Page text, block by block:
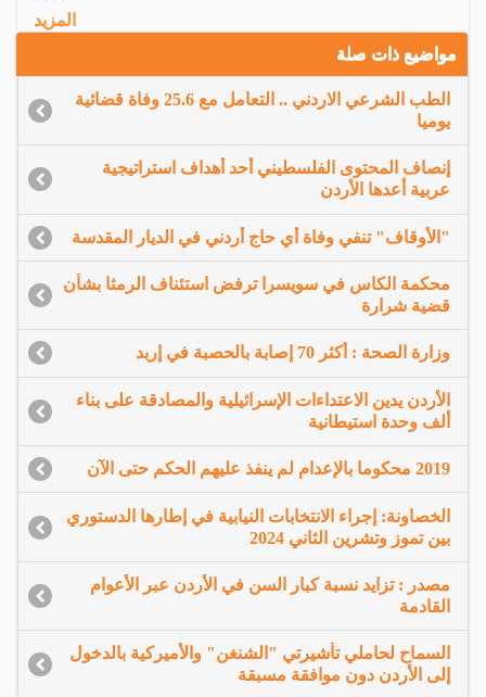
المزيد
مواضيع ذات صلة
الطب الشرعي الاردني .. التعامل مع 25.6 وفاة قضائية
يوميا
إنصاف المحتوى الفلسطيني أحد أهداف استراتيجية
عربية أعدها الأردن
"الأوقاف" تنفي وفاة أي حاج أردني في الديار المقدسة
محكمة الكاس في سويسرا ترفض استئناف الرمثا بشأن
قضية شرارة
وزارة الصحة : أكثر 70 إصابة بالحصبة في إربد
الأردن يدين الاعتداءات الإسرائيلية والمصادقة على بناء
ألف وحدة استيطانية
2019 محكوما بالإعدام لم ينفذ عليهم الحكم حتى الآن
الخصاونة: إجراء الانتخابات النيابية في إطارها الدستوري
بين تموز وتشرين الثاني 2024
مصدر : تزايد نسبة كبار السن في الأردن عبر الأعوام
القادمة
السماح لحاملي تأشيرتي "الشنغن" والأميركية بالدخول
إلى الأردن دون موافقة مسبقة